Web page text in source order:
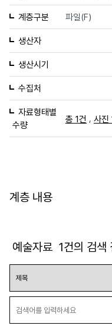
계층구분 파일(F)
생산자
생산시기
수집처
자료형태별
수량
총 1건 , 사진
계층 내용
예술자료 1건의 검색